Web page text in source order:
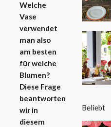
Welche
Vase
verwendet
man also
am besten
für welche
Blumen?
Diese Frage
beantworten
wir in
diesem
Beliebt